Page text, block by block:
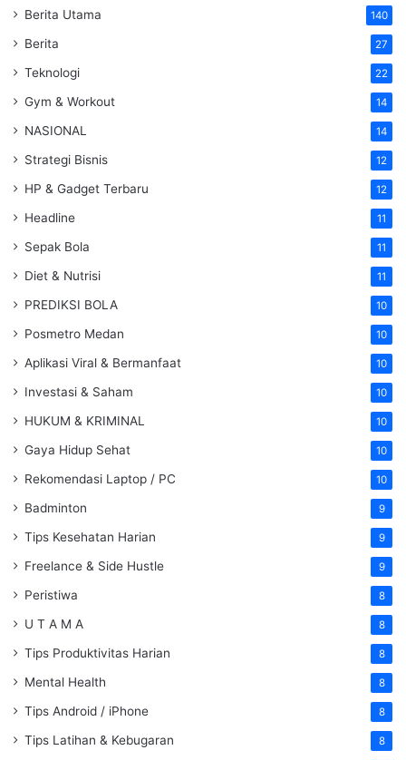
Berita Utama 140
Berita 27
Teknologi 22
Gym & Workout 14
NASIONAL 14
Strategi Bisnis 12
HP & Gadget Terbaru 12
Headline 11
Sepak Bola 11
Diet & Nutrisi 11
PREDIKSI BOLA 10
Posmetro Medan 10
Aplikasi Viral & Bermanfaat 10
Investasi & Saham 10
HUKUM & KRIMINAL 10
Gaya Hidup Sehat 10
Rekomendasi Laptop / PC 10
Badminton 9
Tips Kesehatan Harian 9
Freelance & Side Hustle 9
Peristiwa 8
U T A M A 8
Tips Produktivitas Harian 8
Mental Health 8
Tips Android / iPhone 8
Tips Latihan & Kebugaran 8